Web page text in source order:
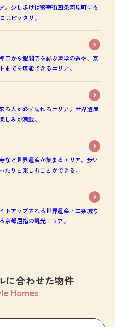
。少し歩けば繁華街四条河原町にも
はピッタリ。
寺から銀閣寺を結ぶ哲学の道や、京
までを堪能できるエリア。
る人が必ず訪れるエリア。世界遺産
しみが満載。
など世界遺産が集まるエリア。歩い
たりと楽しむことができる。
トアップされる世界遺産・二条城な
京都屈指の観光エリア。
に合わせた物件
Homes